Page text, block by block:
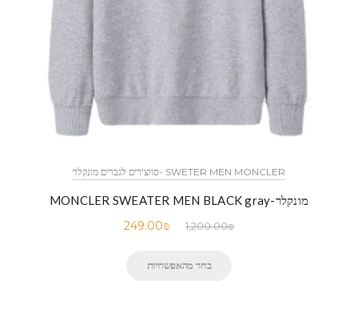
SWETER MEN MONCLER -סווצ'רים לגברים מונקלר
מונקלר-MONCLER SWEATER MEN BLACK gray
1,200.00₪
249.00₪
בחר מהאפשרויות